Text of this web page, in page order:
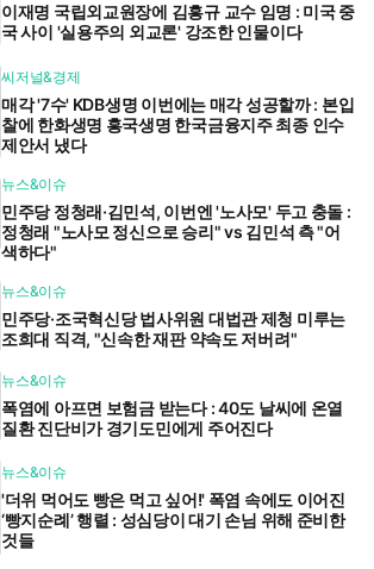
이재명 국립외교원장에 김흥규 교수 임명 : 미국 중
국 사이 '실용주의 외교론' 강조한 인물이다
씨저널&경제
매각 '7수' KDB생명 이번에는 매각 성공할까 : 본입
찰에 한화생명 흥국생명 한국금융지주 최종 인수
제안서 냈다
뉴스&이슈
민주당 정청래·김민석, 이번엔 '노사모' 두고 충돌 :
정청래 "노사모 정신으로 승리" vs 김민석 측 "어
색하다"
뉴스&이슈
민주당·조국혁신당 법사위원 대법관 제청 미루는
조희대 직격, "신속한 재판 약속도 저버려"
뉴스&이슈
폭염에 아프면 보험금 받는다 : 40도 날씨에 온열
질환 진단비가 경기도민에게 주어진다
뉴스&이슈
'더위 먹어도 빵은 먹고 싶어!' 폭염 속에도 이어진
‘빵지순례’ 행렬 : 성심당이 대기 손님 위해 준비한
것들